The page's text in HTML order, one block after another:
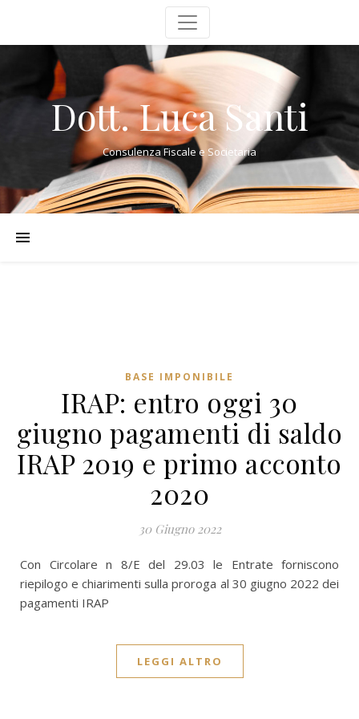
Dott. Luca Santi
Consulenza Fiscale e Societaria
BASE IMPONIBILE
IRAP: entro oggi 30
giugno pagamenti di saldo
IRAP 2019 e primo acconto
2020
30 Giugno 2022
Con Circolare n 8/E del 29.03 le Entrate forniscono
riepilogo e chiarimenti sulla proroga al 30 giugno 2022 dei
pagamenti IRAP
LEGGI ALTRO